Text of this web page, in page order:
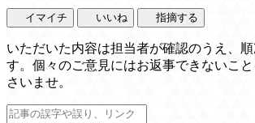
イマイチ いいね 指摘する
いただいた内容は担当者が確認のうえ、
す。個々のご意見にはお返事できないこ
さいませ。